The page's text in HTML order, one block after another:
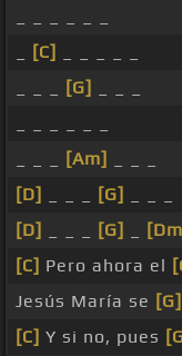
[C]
[G]
[Am]
[D]
[G]
[D]
[G]
[C] Pero ahora el
Jesús María se [G]
[C] Y si no, pues